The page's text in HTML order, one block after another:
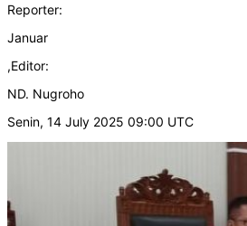
Reporter:
Januar
,Editor:
ND. Nugroho
Senin, 14 July 2025 09:00 UTC